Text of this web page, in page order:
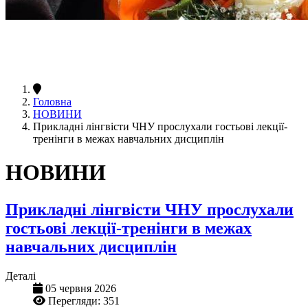
Головна
НОВИНИ
Прикладні лінгвісти ЧНУ прослухали гостьові лекції-
тренінги в межах навчальних дисциплін
НОВИНИ
Прикладні лінгвісти ЧНУ прослухали
гостьові лекції-тренінги в межах
навчальних дисциплін
Деталі
05 червня 2026
Перегляди: 351